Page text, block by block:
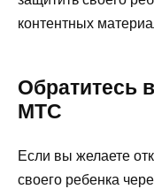
контентных
Обратитесь
МТС
Если вы желаете
своего ребенка